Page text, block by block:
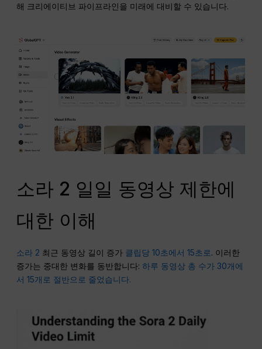
해 크리에이티브 파이프라인을 미래에 대비할 수 있습니다.
소라 2 일일 동영상 제한에
대한 이해
소라 2 최근 동영상 길이 증가 클립당 10초에서 15초로. 이러한
증가는 중대한 변화를 동반합니다:하루 동영상 총 수가 30개에
서 15개로 절반으로 줄었습니다.